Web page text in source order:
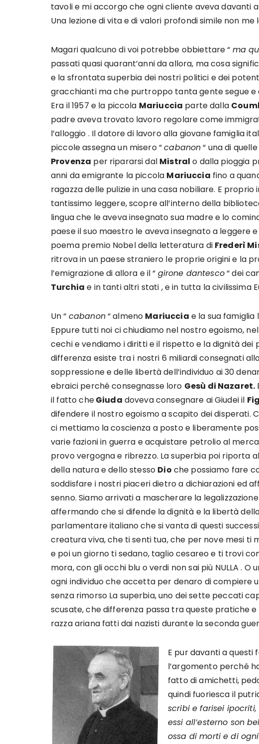
tavoli e mi accorgo che ogni cliente aveva davanti
Una lezione di vita e di valori profondi simile non
Magari qualcuno di voi potrebbe obbiettare “ ma
passati quasi quarant’anni da allora, ma cosa
e la sfrontata superbia dei nostri politici e dei
gracchianti ma che purtroppo tanta gente segue e
Era il 1957 e la piccola Mariuccia parte dalla
padre aveva trovato lavoro regolare come
l’alloggio . Il datore di lavoro alla giovane famiglia
piccole assegna un misero “cabanon“ una di
Provenza per ripararsi dal Mistral o dalla pioggia
anni da emigrante la piccola Mariuccia fino a
ragazza delle pulizie in una casa nobiliare. E proprio
tantissimo leggere, scopre all’interno della
lingua che le aveva insegnato sua madre e lo
paese il suo maestro le aveva insegnato a leggere
poema premio Nobel della letteratura di Frederì
ritrova in un paese straniero le proprie origini e la
l’emigrazione di allora e il “ girone dantesco“ dei
Turchia e in tanti altri stati , e in tutta la civilissima
Un “ cabanon“ almeno Mariuccia e la sua famiglia
Eppure tutti noi ci chiudiamo nel nostro egoismo,
cechi e vendiamo i diritti e il rispetto e la dignità dei
differenza esiste tra i nostri 6 miliardi consegnati
soppressione e delle libertà dell’individuo ai 30
ebraici perché consegnasse loro Gesù di Nazaret.
il fatto cheGiuda doveva consegnare ai Giudei il
difendere il nostro egoismo a scapito dei disperati.
ci mettiamo la coscienza a posto e liberamente
varie fazioni in guerra e acquistare petrolio al
provo vergogna e ribrezzo. La superbia poi riporta
della natura e dello stesso Dio che possiamo fare
soddisfare i nostri piaceri dietro a dichiarazioni ed
senno. Siamo arrivati a mascherare la
affermando che si difende la dignità e la libertà
parlamentare italiano che si vanta di questi
creatura viva, che ti senti tua, che per nove mesi ti
e poi un giorno ti sedano, taglio cesareo e ti trovi
mora, con gli occhi blu o verdi non sai più NULLA .
ogni individuo che accetta per denaro di compiere
senza rimorso La superbia, uno dei sette peccati
scusate, che differenza passa tra queste pratiche
razza ariana fatti dai nazisti durante la seconda
E pur davanti a questi
l’argomento perché
fatto di amichetti,
quindi fuoriesca il
scribi e farisei
essi all’esterno son
ossa di morti e di